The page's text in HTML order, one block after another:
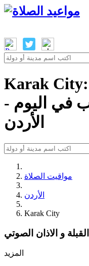
Karak City: مواقيت الصلاة اذان
في اليوم -
الأردن
مواقيت الصلاة
الأردن
Karak City
المزيد